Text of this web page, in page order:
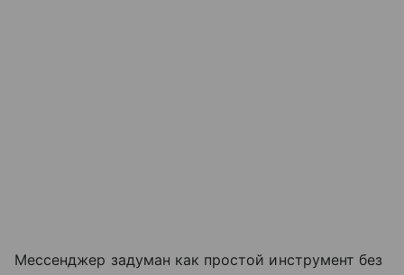
Мессенджер задуман как простой инструмент без